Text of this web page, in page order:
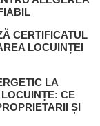
CERTIFICATUL
LOCUINȚEI
LA
CE
ȘI